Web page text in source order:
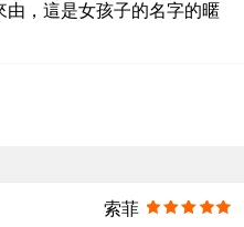
由，這是女孩子的名字的暱
索菲